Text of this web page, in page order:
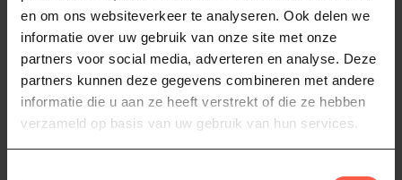
en om ons websiteverkeer te analyseren. Ook delen we
informatie over uw gebruik van onze site met onze
partners voor social media, adverteren en analyse. Deze
partners kunnen deze gegevens combineren met andere
informatie die u aan ze heeft verstrekt of die ze hebben
verzameld op basis van uw gebruik van hun services.
THE BASTARD KAMADO’S EN
BSTRD
Cold Smoke
Generator Kit voor
Koud Roken
Maak eenvoudig koud